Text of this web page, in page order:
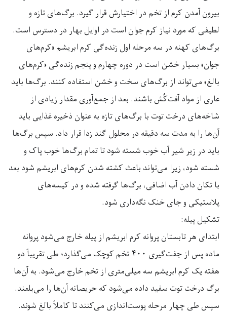
بیرون آمدن کرم از تخم در اختیارش قرار گیرد. برگ‌های تازه و
لطیفی که مورد نیاز کرم جوان است در اوایل بهار در دسترس است.
برگ‌های کهنه در سه مرحله اول زنده‌گی کرم ابریشم «کرم‌های
جوان» بسیار خشن است در دوره چهارم و پنجم زنده‌گی «کرم‌های
بالغ» می‌تواند از برگ‌های سخت و خشن استفاده کنند. برگ‌ها باید
عاری از مواد آفت‌کُش باشند. بعد از جمع‌آوری مقدار زیادی از
شاخه‌های درخت توت با برگ‌های تازه به عنوان ذخیره غذایی باید
آن‌ها را به مدت سه دقیقه در محلول گند زدا قرار داد. سپس برگ‌ها
باید در زیر شیر آب خوب شسته شود تا تمام برگ‌ها خوب پاک و
شسته شود، زیرا می‌تواند باعث کشته شدن کرم‌های ابریشم شود بعد
با تکان دادن آب اضافی، برگ‌ها گرفته شده و در کیسه‌های
پلاستیکی و جای خنک نگه‌داری شود.
تشکیل پیله:
ابتدای هر تابستان پروانه کرم ابریشم از پیله خارج می‌شود پروانه
ماده پس از جفت‌گیری ۴۰۰تخم کوچک می‌گذارد؛ طی تقریباً دو
هفته یک کرم ابریشم سه میلی‌متری از تخم خارج می‌شود. به آن‌ها
برگ درخت توت سفید داده می‌شود که حریصانه آن‌ها را می‌بلعند.
سپس طی چهار مرحله پوست‌اندازی می‌کنند تا کاملاً بالغ شوند.